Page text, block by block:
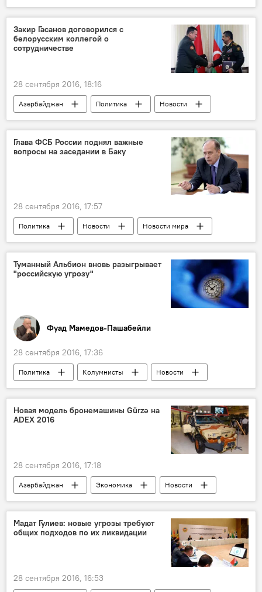
Новости мира Россия
Китай
Филиппины
Альянс
Закир Гасанов договорился с
белорусским коллегой о
сотрудничестве
28 сентября 2016, 18:16
Азербайджан Политика
Новости
Беларусь
Закир Гасанов
Андрей Равков
Министерство обороны АР
Министерство обороны Беларуси
Глава ФСБ России поднял важные
вопросы на заседании в Баку
28 сентября 2016, 17:57
Политика Новости
Новости мира
Баку
Директор ФСБ России Александр Бортников
Туманный Альбион вновь разыгрывает
"российскую угрозу"
Фуад Мамедов-Пашабейли
28 сентября 2016, 17:36
Политика Колумнисты
Новости
АНАЛИТИКА
Новости мира
Великобритания
Сергей Лавров
Майкл Фэллон
Новая модель бронемашины Gürzə на
ADEX 2016
28 сентября 2016, 17:18
Азербайджан Экономика
Новости
Баку
Министерство оборонной промышленности АР
ADEX 2016
Gürzə
Мадат Гулиев: новые угрозы требуют
общих подходов по их ликвидации
28 сентября 2016, 16:53